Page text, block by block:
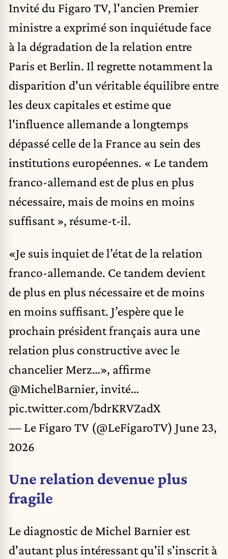
Invité du Figaro TV, l'ancien Premier
ministre a exprimé son inquiétude face
à la dégradation de la relation entre
Paris et Berlin. Il regrette notamment la
disparition d'un véritable équilibre entre
les deux capitales et estime que
l'influence allemande a longtemps
dépassé celle de la France au sein des
institutions européennes. « Le tandem
franco-allemand est de plus en plus
nécessaire, mais de moins en moins
suffisant », résume-t-il.
«Je suis inquiet de l’état de la relation
franco-allemande. Ce tandem devient
de plus en plus nécessaire et de moins
en moins suffisant. J’espère que le
prochain président français aura une
relation plus constructive avec le
chancelier Merz…», affirme
@MichelBarnier, invité…
pic.twitter.com/bdrKRVZadX
— Le Figaro TV (@LeFigaroTV) June 23,
2026
Une relation devenue plus
fragile
Le diagnostic de Michel Barnier est
d'autant plus intéressant qu'il s'inscrit à